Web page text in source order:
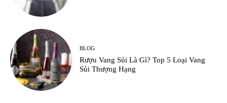
BLOG
Rượu Vang Sủi Là Gì? Top 5 Loại Vang
Sủi Thượng Hạng